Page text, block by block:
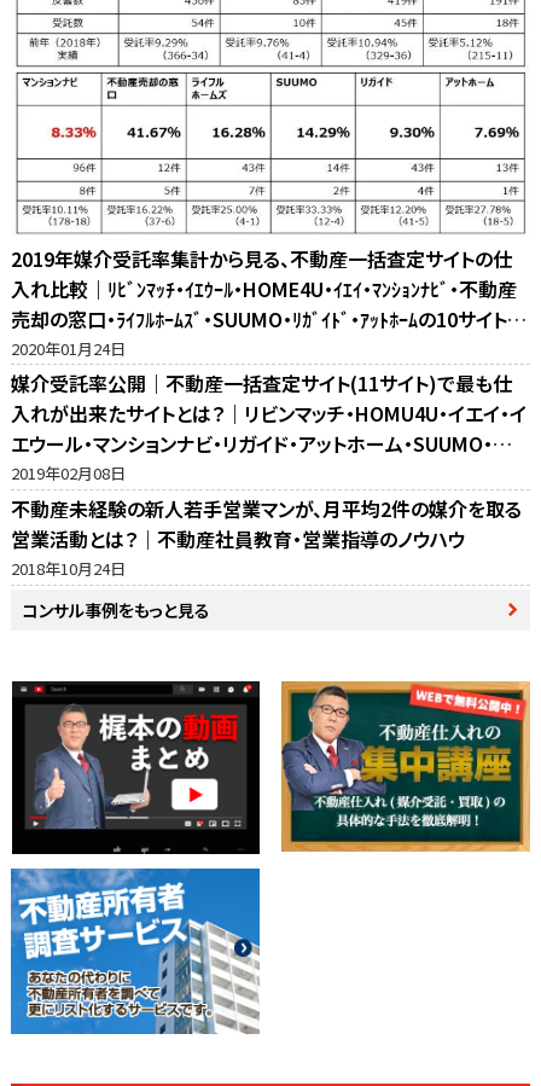
2019年媒介受託率集計から見る、不動産一括査定サイトの仕
入れ比較｜ﾘﾋﾞﾝﾏｯﾁ・ｲｴｳｰﾙ・HOME4U・ｲｴｲ・ﾏﾝｼｮﾝﾅﾋﾞ・不動産
売却の窓口・ﾗｲﾌﾙﾎｰﾑｽﾞ・SUUMO・ﾘｶﾞｲﾄﾞ・ｱｯﾄﾎｰﾑの10サイト比
較
2020年01月24日
媒介受託率公開｜不動産一括査定サイト(11サイト)で最も仕
入れが出来たサイトとは？｜リビンマッチ・HOMU4U・イエイ・イ
エウール・マンションナビ・リガイド・アットホーム・SUUMO・不
動産売却の窓口・ホームズ・マイナビの反響比較
2019年02月08日
不動産未経験の新人若手営業マンが、月平均2件の媒介を取る
営業活動とは？｜不動産社員教育・営業指導のノウハウ
2018年10月24日
コンサル事例をもっと見る